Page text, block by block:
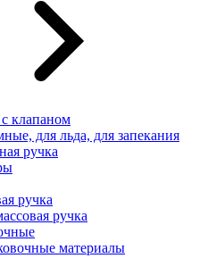
клапаном
для льда, для запекания
ручка
ручка
ручка
материалы